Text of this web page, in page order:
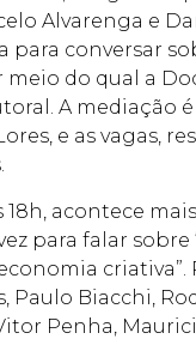
Alvarenga e
para conversar
meio do qual a
A mediação
e as vagas,
18h, acontece
para falar sobre
criativa”.
Paulo Biacchi,
Penha,